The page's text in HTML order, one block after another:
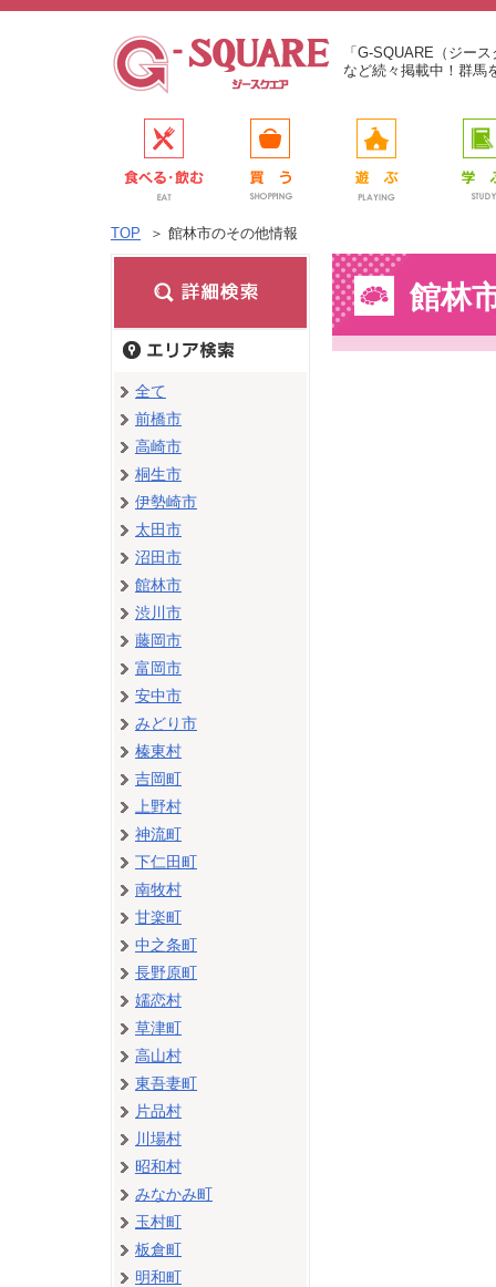
「G-SQUARE（ジー
など続々掲載中！群馬
TOP ＞ 館林市のその他情報
館林
全て
前橋市
高崎市
桐生市
伊勢崎市
太田市
沼田市
館林市
渋川市
藤岡市
富岡市
安中市
みどり市
榛東村
吉岡町
上野村
神流町
下仁田町
南牧村
甘楽町
中之条町
長野原町
嬬恋村
草津町
高山村
東吾妻町
片品村
川場村
昭和村
みなかみ町
玉村町
板倉町
明和町